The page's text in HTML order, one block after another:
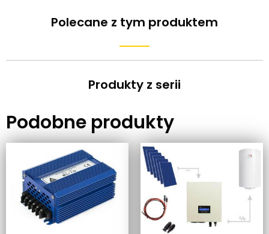
Polecane z tym produktem
Produkty z serii
Podobne produkty